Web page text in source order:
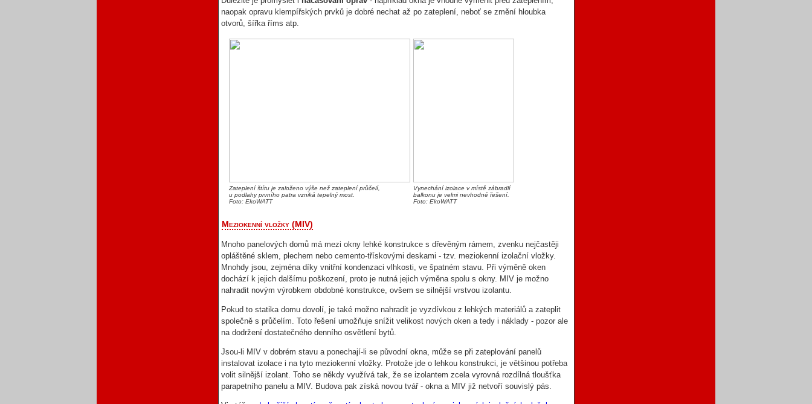
naopak opravu klempířských prvků je dobré nechat až po zateplení, neboť se změní hloubka
otvorů, šířka říms atp.
Zateplení štítu je založeno výše než zateplení průčelí,
u podlahy prvního patra vzniká tepelný most.
Foto: EkoWATT
Vynechání izolace v místě zábradlí
balkonu je velmi nevhodné řešení.
Foto: EkoWATT
Meziokenní vložky (MIV)
Mnoho panelových domů má mezi okny lehké konstrukce s dřevěným rámem, zvenku nejčastěji
opláštěné sklem, plechem nebo cemento-třískovými deskami - tzv. meziokenní izolační vložky.
Mnohdy jsou, zejména díky vnitřní kondenzaci vlhkosti, ve špatném stavu. Při výměně oken
dochází k jejich dalšímu poškození, proto je nutná jejich výměna spolu s okny. MIV je možno
nahradit novým výrobkem obdobné konstrukce, ovšem se silnější vrstvou izolantu.
Pokud to statika domu dovolí, je také možno nahradit je vyzdívkou z lehkých materiálů a zateplit
společně s průčelím. Toto řešení umožňuje snížit velikost nových oken a tedy i náklady - pozor ale
na dodržení dostatečného denního osvětlení bytů.
Jsou-li MIV v dobrém stavu a ponechají-li se původní okna, může se při zateplování panelů
instalovat izolace i na tyto meziokenní vložky. Protože jde o lehkou konstrukci, je většinou potřeba
volit silnější izolant. Toho se někdy využívá tak, že se izolantem zcela vyrovná rozdílná tloušťka
parapetního panelu a MIV. Budova pak získá novou tvář - okna a MIV již netvoří souvislý pás.